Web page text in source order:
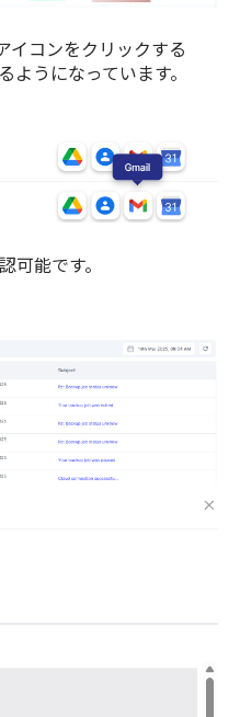
イコンをクリックする
ようになっています。
可能です。